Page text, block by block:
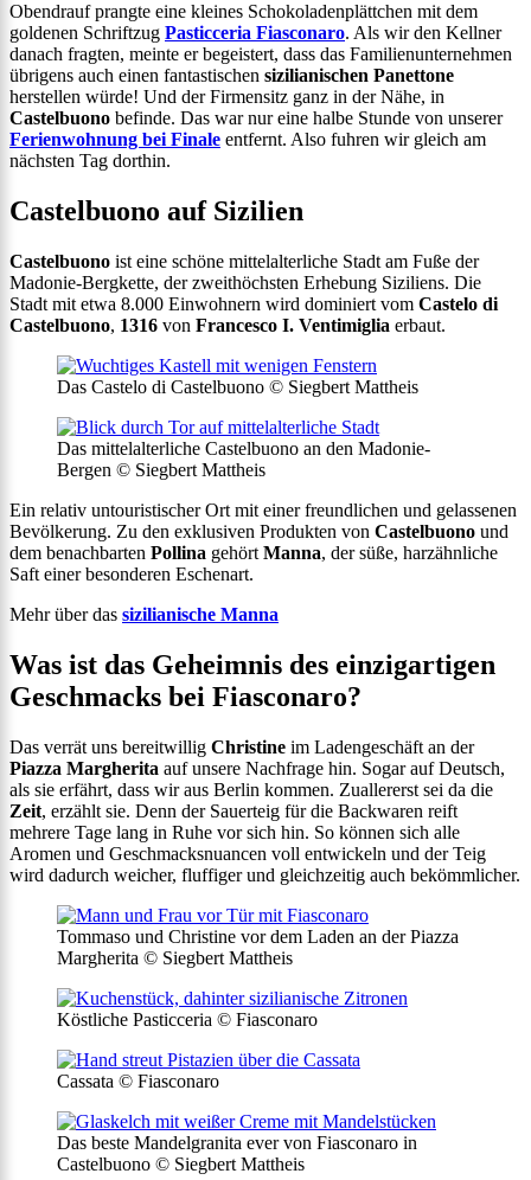
Obendrauf prangte eine kleines Schokoladenplättchen mit dem
goldenen Schriftzug Pasticceria Fiasconaro. Als wir den Kellner
danach fragten, meinte er begeistert, dass das Familienunternehmen
übrigens auch einen fantastischen sizilianischen Panettone
herstellen würde! Und der Firmensitz ganz in der Nähe, in
Castelbuono befinde. Das war nur eine halbe Stunde von unserer
Ferienwohnung bei Finale entfernt. Also fuhren wir gleich am
nächsten Tag dorthin.
Castelbuono auf Sizilien
Castelbuono ist eine schöne mittelalterliche Stadt am Fuße der
Madonie-Bergkette, der zweithöchsten Erhebung Siziliens. Die
Stadt mit etwa 8.000 Einwohnern wird dominiert vom Castelo di
Castelbuono, 1316 von Francesco I. Ventimiglia erbaut.
Das Castelo di Castelbuono © Siegbert Mattheis
Das mittelalterliche Castelbuono an den Madonie-
Bergen © Siegbert Mattheis
Ein relativ untouristischer Ort mit einer freundlichen und gelassenen
Bevölkerung. Zu den exklusiven Produkten von Castelbuono und
dem benachbarten Pollina gehört Manna, der süße, harzähnliche
Saft einer besonderen Eschenart.
Mehr über das sizilianische Manna
Was ist das Geheimnis des einzigartigen
Geschmacks bei Fiasconaro?
Das verrät uns bereitwillig Christine im Ladengeschäft an der
Piazza Margherita auf unsere Nachfrage hin. Sogar auf Deutsch,
als sie erfährt, dass wir aus Berlin kommen. Zuallererst sei da die
Zeit, erzählt sie. Denn der Sauerteig für die Backwaren reift
mehrere Tage lang in Ruhe vor sich hin. So können sich alle
Aromen und Geschmacksnuancen voll entwickeln und der Teig
wird dadurch weicher, fluffiger und gleichzeitig auch bekömmlicher.
Tommaso und Christine vor dem Laden an der Piazza
Margherita © Siegbert Mattheis
Köstliche Pasticceria © Fiasconaro
Cassata © Fiasconaro
Das beste Mandelgranita ever von Fiasconaro in
Castelbuono © Siegbert Mattheis